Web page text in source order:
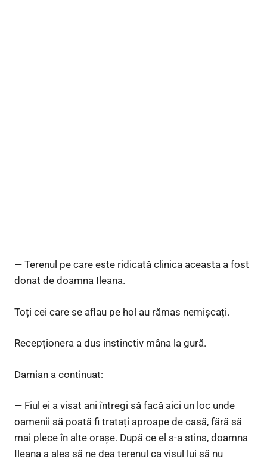
— Terenul pe care este ridicată clinica aceasta a fost
donat de doamna Ileana.
Toți cei care se aflau pe hol au rămas nemișcați.
Recepționera a dus instinctiv mâna la gură.
Damian a continuat:
— Fiul ei a visat ani întregi să facă aici un loc unde
oamenii să poată fi tratați aproape de casă, fără să
mai plece în alte orașe. După ce el s-a stins, doamna
Ileana a ales să ne dea terenul ca visul lui să nu